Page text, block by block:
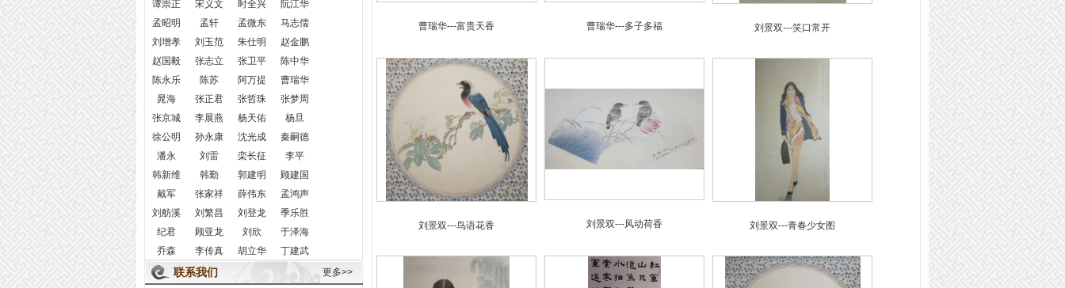
谭崇正
宋义文 时全兴
阮江华
孟昭明
孟轩 孟微东
马志儒
刘增孝
刘玉范 朱仕明
赵金鹏
赵国毅
张志立 张卫平
陈中华
陈永乐
陈苏 阿万提
曹瑞华
晁海
张正君 张哲珠
张梦周
张京城
李展燕 杨天佑
杨旦
徐公明
孙永康 沈光成
秦嗣德
潘永
刘雷 栾长征
李平
韩新维
韩勤 郭建明
顾建国
戴军
张家祥 薛伟东
孟鸿声
刘舫溪
刘繁昌 刘登龙
季乐胜
纪君
顾亚龙 刘欣
于泽海
乔森
李传真 胡立华 丁建武
联系我们 更多>>
曹瑞华---富贵天香 曹瑞华---多子多福 刘景双---笑口常开
刘景双---鸟语花香 刘景双---风动荷香 刘景双---青春少女图